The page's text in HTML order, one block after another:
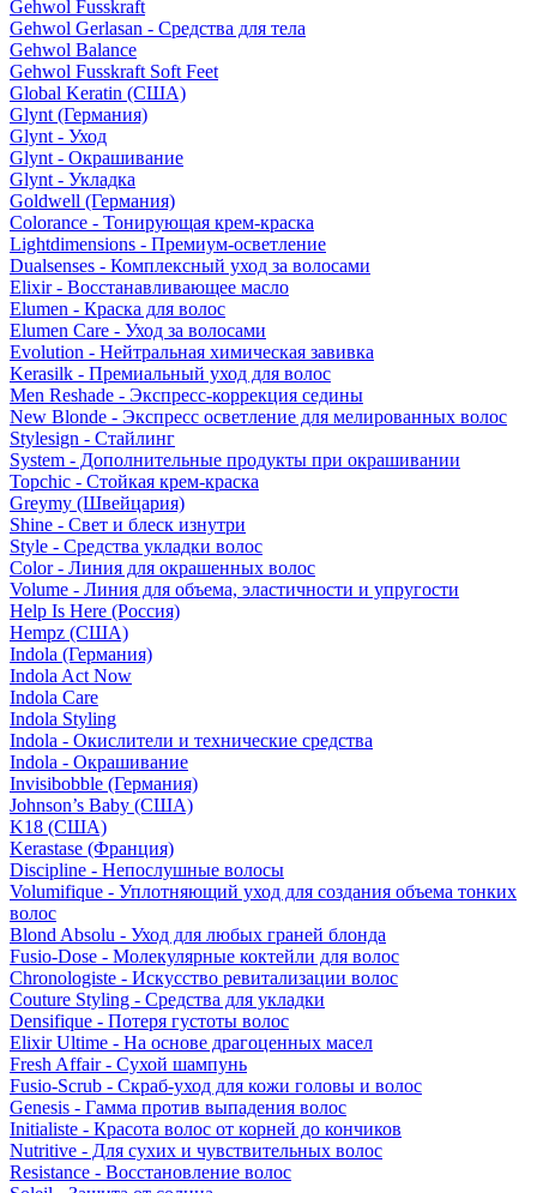
Gehwol Fusskraft
Gehwol Gerlasan - Средства для тела
Gehwol Balance
Gehwol Fusskraft Soft Feet
Global Keratin (США)
Glynt (Германия)
Glynt - Уход
Glynt - Окрашивание
Glynt - Укладка
Goldwell (Германия)
Colorance - Тонирующая крем-краска
Lightdimensions - Премиум-осветление
Dualsenses - Комплексный уход за волосами
Elixir - Восстанавливающее масло
Elumen - Краска для волос
Elumen Care - Уход за волосами
Evolution - Нейтральная химическая завивка
Kerasilk - Премиальный уход для волос
Men Reshade - Экспресс-коррекция седины
New Blonde - Экспресс осветление для мелированных волос
Stylesign - Стайлинг
System - Дополнительные продукты при окрашивании
Topchic - Стойкая крем-краска
Greymy (Швейцария)
Shine - Свет и блеск изнутри
Style - Средства укладки волос
Color - Линия для окрашенных волос
Volume - Линия для объема, эластичности и упругости
Help Is Here (Россия)
Hempz (США)
Indola (Германия)
Indola Act Now
Indola Care
Indola Styling
Indola - Окислители и технические средства
Indola - Окрашивание
Invisibobble (Германия)
Johnson’s Baby (США)
K18 (США)
Kerastase (Франция)
Discipline - Непослушные волосы
Volumifique - Уплотняющий уход для создания объема тонких
волос
Blond Absolu - Уход для любых граней блонда
Fusio-Dose - Молекулярные коктейли для волос
Chronologiste - Искусство ревитализации волос
Couture Styling - Средства для укладки
Densifique - Потеря густоты волос
Elixir Ultime - На основе драгоценных масел
Fresh Affair - Сухой шампунь
Fusio-Scrub - Скраб-уход для кожи головы и волос
Genesis - Гамма против выпадения волос
Initialiste - Красота волос от корней до кончиков
Nutritive - Для сухих и чувствительных волос
Resistance - Восстановление волос